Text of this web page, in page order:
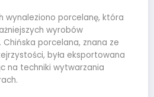
wynaleziono porcelanę, która
wyrobów
porcelana, znana ze
była eksportowana
na techniki wytwarzania